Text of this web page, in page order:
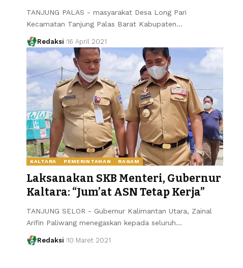
TANJUNG PALAS - masyarakat Desa Long Pari
Kecamatan Tanjung Palas Barat Kabupaten…
Redaksi 16 April 2021
KALTARA PEMERINTAHAN RAGAM
Laksanakan SKB Menteri, Gubernur
Kaltara: “Jum’at ASN Tetap Kerja”
TANJUNG SELOR - Gubernur Kalimantan Utara, Zainal
Arifin Paliwang menegaskan kepada seluruh…
Redaksi 10 Maret 2021